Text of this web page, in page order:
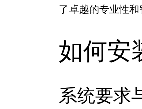
了卓越的专业性和
如何安
系统要求